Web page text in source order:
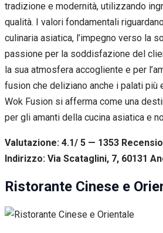
tradizione e modernità, utilizzando
qualità. I valori fondamentali
culinaria asiatica, l’impegno verso la
passione per la soddisfazione del
la sua atmosfera accogliente e per
fusion che deliziano anche i palati più
Wok Fusion si afferma come una
per gli amanti della cucina asiatica e
Valutazione: 4.1/ 5 — 1353 R
Indirizzo: Via Scataglini, 7, 60131
Ristorante Cinese e